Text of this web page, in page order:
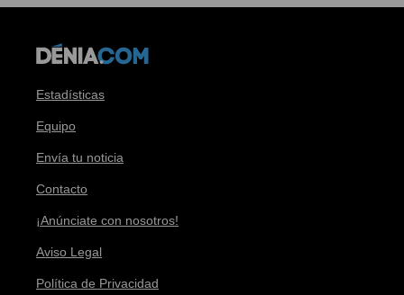
Estadísticas
Equipo
Envía tu noticia
Contacto
¡Anúnciate con nosotros!
Aviso Legal
Política de Privacidad